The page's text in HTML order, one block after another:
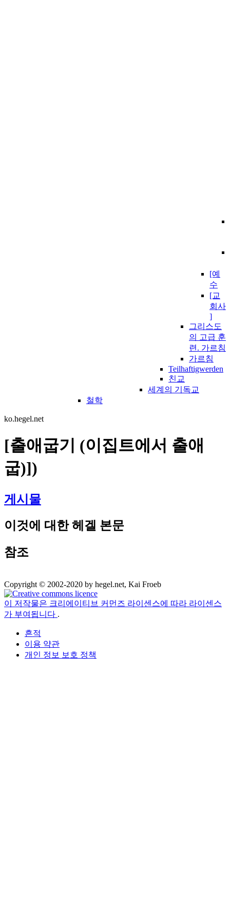
[예
수
[교
회사
]
그리스도
의 고급 훈
련. 가르침
가르침
Teilhaftigwerden
친교
세계의 기독교
철학
ko.hegel.net
[출애굽기 (이집트에서 출애
굽)])
게시물
이것에 대한 헤겔 본문
참조
Copyright © 2002-2020 by hegel.net, Kai Froeb
이 저작물은 크리에이티브 커먼즈 라이센스에 따라 라이센스
가 부여됩니다 .
흔적
이용 약관
개인 정보 보호 정책